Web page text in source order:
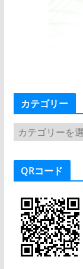
カテゴリー
カ
テ
ゴ
QRコード